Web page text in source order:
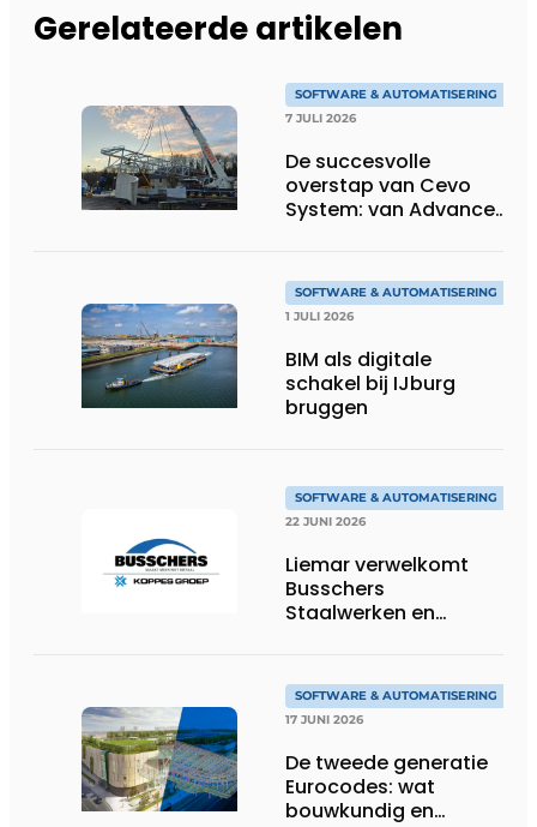
Gerelateerde artikelen
SOFTWARE & AUTOMATISERING
7 JULI 2026
De succesvolle
overstap van Cevo
System: van Advance
SOFTWARE & AUTOMATISERING
1 JULI 2026
BIM als digitale
schakel bij IJburg
bruggen
SOFTWARE & AUTOMATISERING
22 JUNI 2026
Liemar verwelkomt
Busschers
Staalwerken en
SOFTWARE & AUTOMATISERING
17 JUNI 2026
De tweede generatie
Eurocodes: wat
bouwkundig en